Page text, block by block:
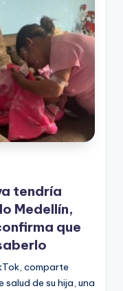
tendría
Medellín,
que
comparte
de su hija, una